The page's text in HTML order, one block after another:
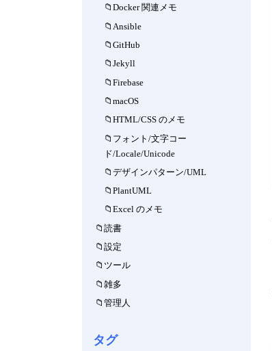
Docker 関連メモ
Ansible
GitHub
Jekyll
Firebase
macOS
HTML/CSS のメモ
フォント/文字コー
ド/Locale/Unicode
デザインパターン/UML
PlantUML
Excel のメモ
読書
設定
ツール
雑多
管理人
タグ